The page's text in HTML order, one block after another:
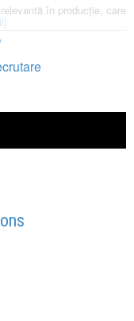
în producție, care